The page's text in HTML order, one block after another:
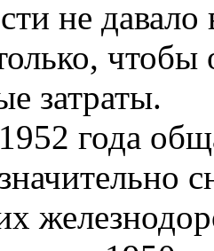
не
чтобы
затраты.
года